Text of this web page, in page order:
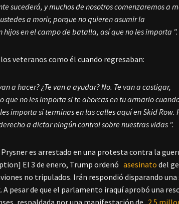
sucederá, y muchos de nosotros comenzaremos a
a morir, porque no quieren asumir la
en el campo de batalla, así que no les importa ".
veteranos como él cuando regresaban:
a hacer? ¿Te van a ayudar? No. Te van a castigar,
no les importa si te ahorcas en tu armario
importa si terminas en las calles aquí en Skid Row.
a dictar ningún control sobre nuestras vidas ".
es arrestado en una protesta contra la
El 3 de enero, Trump ordenó asesinato del
no tripulados. Irán respondió disparando una
pesar de que el parlamento iraquí aprobó una
respaldada por una manifestación de 2.5